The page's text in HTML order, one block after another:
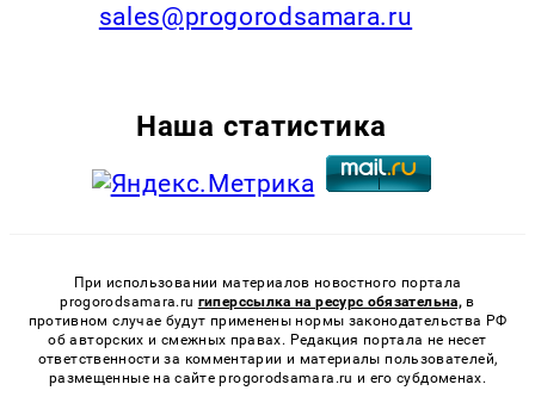
sales@progorodsamara.ru
Наша статистика
При использовании материалов новостного портала
progorodsamara.ru гиперссылка на ресурс обязательна, в
противном случае будут применены нормы законодательства РФ
об авторских и смежных правах. Редакция портала не несет
ответственности за комментарии и материалы пользователей,
размещенные на сайте progorodsamara.ru и его субдоменах.